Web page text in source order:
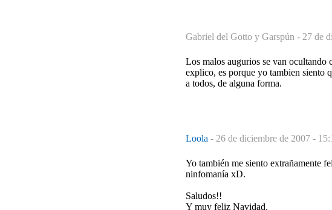
Gabriel del Gotto y Garspún - 27 de
Los malos augurios se van ocultando
explico, es porque yo tambien siento
a todos, de alguna forma.
Loola - 26 de diciembre de 2007 -
Yo también me siento extrañamente
ninfomanía xD.
Saludos!!
Y muy feliz Navidad.